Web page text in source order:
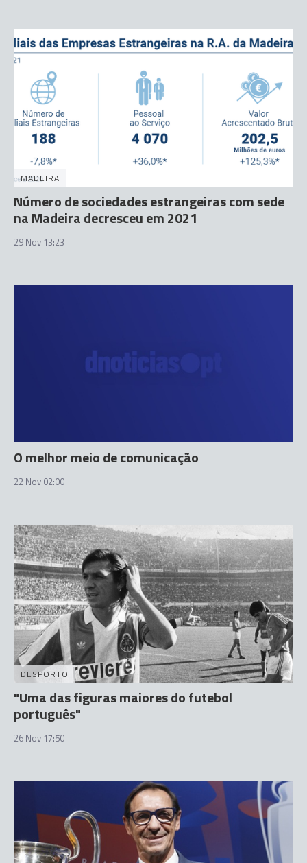
MADEIRA
Número de sociedades estrangeiras com sede
na Madeira decresceu em 2021
29 Nov 13:23
O melhor meio de comunicação
22 Nov 02:00
DESPORTO
"Uma das figuras maiores do futebol
português"
26 Nov 17:50